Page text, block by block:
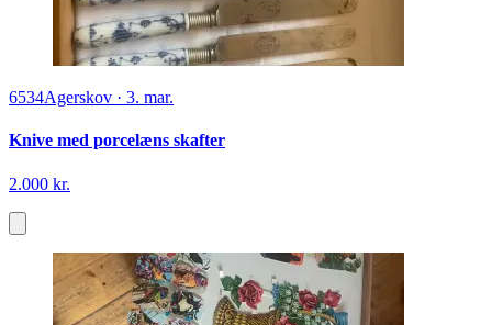
6534Agerskov · 3. mar.
Knive med porcelæns skafter
2.000 kr.